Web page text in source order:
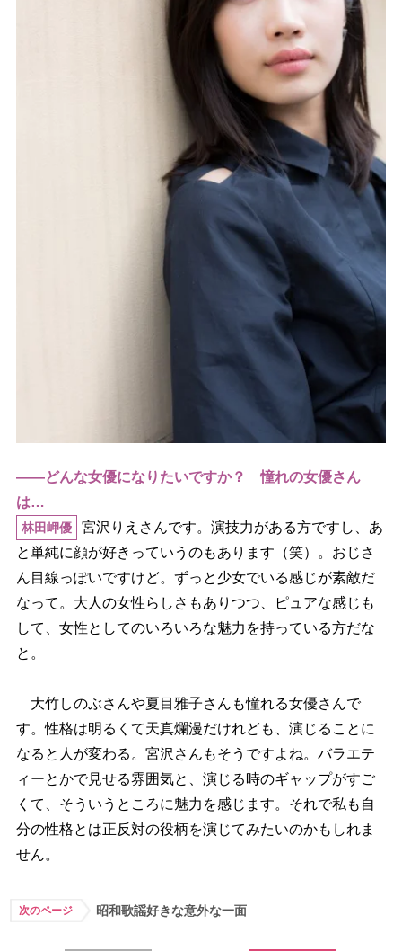
――どんな女優になりたいですか？ 憧れの女優さん
は…
林田岬優
宮沢りえさんです。演技力がある方ですし、あ
と単純に顔が好きっていうのもあります（笑）。おじさ
ん目線っぽいですけど。ずっと少女でいる感じが素敵だ
なって。大人の女性らしさもありつつ、ピュアな感じも
して、女性としてのいろいろな魅力を持っている方だな
と。
大竹しのぶさんや夏目雅子さんも憧れる女優さんで
す。性格は明るくて天真爛漫だけれども、演じることに
なると人が変わる。宮沢さんもそうですよね。バラエテ
ィーとかで見せる雰囲気と、演じる時のギャップがすご
くて、そういうところに魅力を感じます。それで私も自
分の性格とは正反対の役柄を演じてみたいのかもしれま
せん。
次のページ 昭和歌謡好きな意外な一面